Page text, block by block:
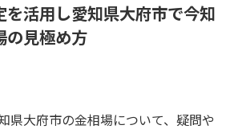
を活用し愛知県大府市で今知
の見極め方
県大府市の金相場について、疑問や